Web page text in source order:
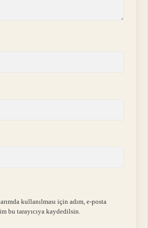
kullanılması için adım, e-posta
bu tarayıcıya kaydedilsin.